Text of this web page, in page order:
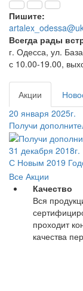
Пишите:
Всегда рады
г. Одесса, ул.
с 10.00-19.00,
Акции
20 января 2025г.
Получи
31 декабря 2018г.
С Новым 2019
Все Акции
Качество
Вся
проходит
качества